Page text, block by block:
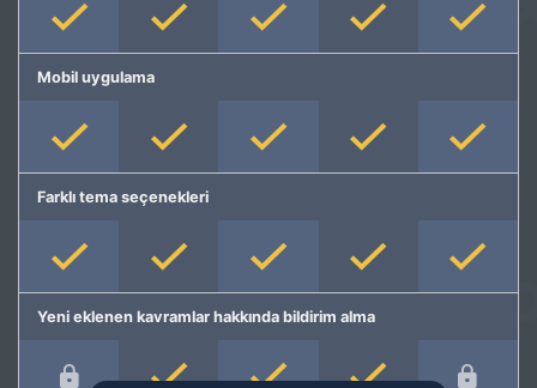
Mobil uygulama
Farklı tema seçenekleri
Yeni eklenen kavramlar hakkında bildirim alma